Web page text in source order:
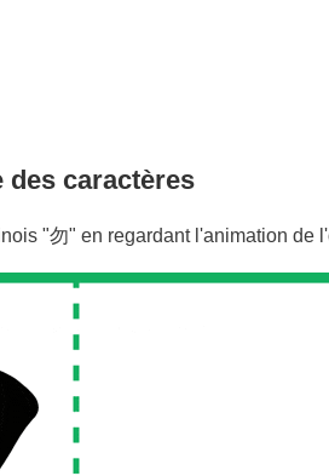
des caractères
"勿" en regardant l'animation de